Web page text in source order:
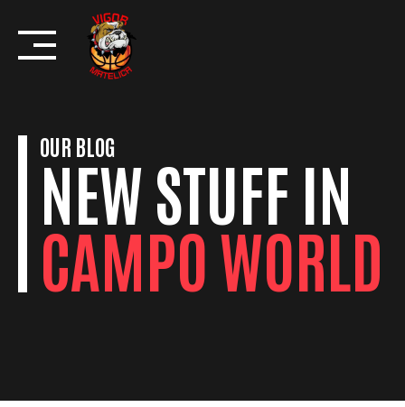
content
OUR BLOG
NEW STUFF IN
CAMPO WORLD